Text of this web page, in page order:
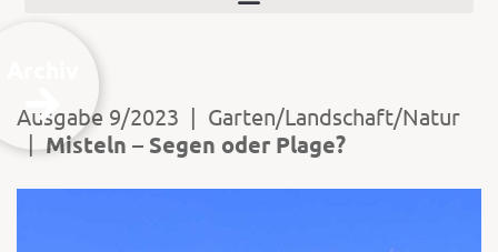
Ausgabe 9/2023 | Garten/Landschaft/Natur
| Misteln – Segen oder Plage?